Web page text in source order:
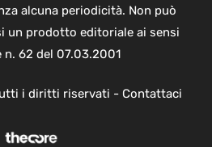
alcuna periodicità. Non può
un prodotto editoriale ai sensi
n. 62 del 07.03.2001
i diritti riservati - Contattaci